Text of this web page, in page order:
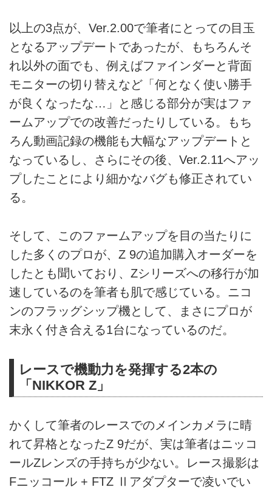
以上の3点が、Ver.2.00で筆者にとっての目玉
となるアップデートであったが、もちろんそ
れ以外の面でも、例えばファインダーと背面
モニターの切り替えなど「何となく使い勝手
が良くなったな…」と感じる部分が実はファ
ームアップでの改善だったりしている。もち
ろん動画記録の機能も大幅なアップデートと
なっているし、さらにその後、Ver.2.11へアッ
プしたことにより細かなバグも修正されてい
る。
そして、このファームアップを目の当たりに
した多くのプロが、Z 9の追加購入オーダーを
したとも聞いており、Zシリーズへの移行が加
速しているのを筆者も肌で感じている。ニコ
ンのフラッグシップ機として、まさにプロが
末永く付き合える1台になっているのだ。
レースで機動力を発揮する2本の
「NIKKOR Z」
かくして筆者のレースでのメインカメラに晴
れて昇格となったZ 9だが、実は筆者はニッコ
ールZレンズの手持ちが少ない。レース撮影は
Fニッコール + FTZ Ⅱアダプターで凌いでい